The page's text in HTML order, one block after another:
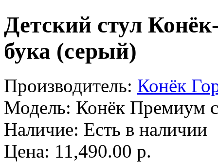
Детский стул
бука (серый)
Производитель: Конёк
Модель: Конёк Премиум
Наличие: Есть в наличии
Цена: 11,490.00 р.